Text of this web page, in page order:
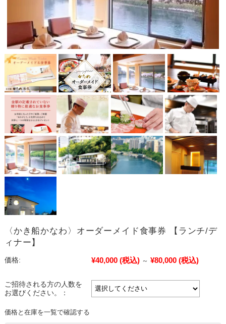
〈かき船かなわ〉オーダーメイド食事券 【ランチ/デ
ィナー】
価格: ¥40,000 (税込) ～ ¥80,000 (税込)
ご招待される方の人数を
お選びください。：
価格と在庫を一覧で確認する